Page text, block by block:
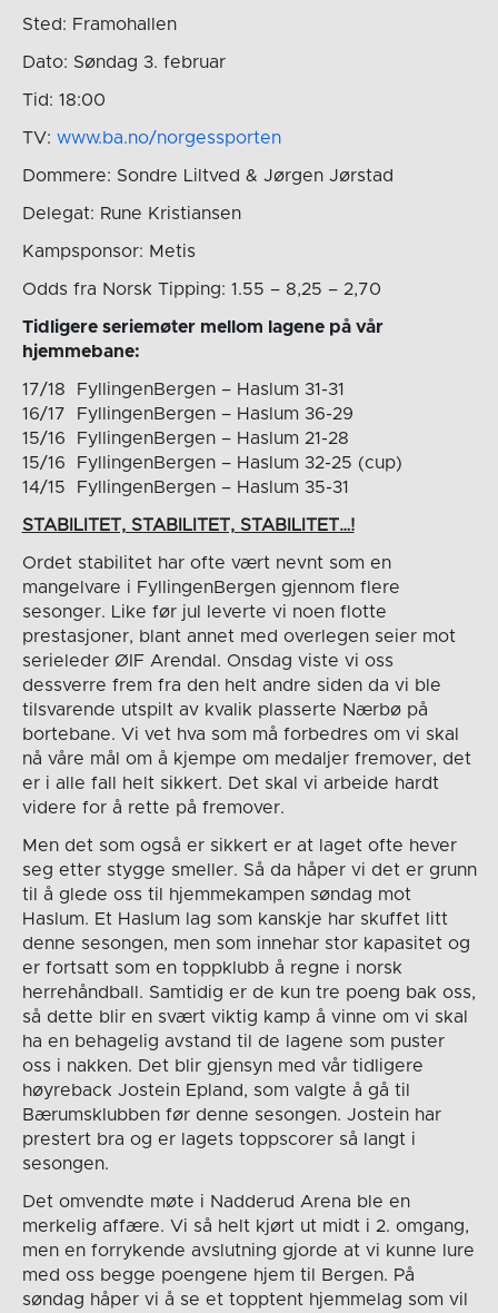
Sted: Framohallen
Dato: Søndag 3. februar
Tid: 18:00
TV: www.ba.no/norgessporten
Dommere: Sondre Liltved & Jørgen Jørstad
Delegat: Rune Kristiansen
Kampsponsor: Metis
Odds fra Norsk Tipping: 1.55 – 8,25 – 2,70
Tidligere seriemøter mellom lagene på vår
hjemmebane:
17/18 FyllingenBergen – Haslum 31-31
16/17 FyllingenBergen – Haslum 36-29
15/16 FyllingenBergen – Haslum 21-28
15/16 FyllingenBergen – Haslum 32-25 (cup)
14/15 FyllingenBergen – Haslum 35-31
STABILITET, STABILITET, STABILITET…!
Ordet stabilitet har ofte vært nevnt som en
mangelvare i FyllingenBergen gjennom flere
sesonger. Like før jul leverte vi noen flotte
prestasjoner, blant annet med overlegen seier mot
serieleder ØIF Arendal. Onsdag viste vi oss
dessverre frem fra den helt andre siden da vi ble
tilsvarende utspilt av kvalik plasserte Nærbø på
bortebane. Vi vet hva som må forbedres om vi skal
nå våre mål om å kjempe om medaljer fremover, det
er i alle fall helt sikkert. Det skal vi arbeide hardt
videre for å rette på fremover.
Men det som også er sikkert er at laget ofte hever
seg etter stygge smeller. Så da håper vi det er grunn
til å glede oss til hjemmekampen søndag mot
Haslum. Et Haslum lag som kanskje har skuffet litt
denne sesongen, men som innehar stor kapasitet og
er fortsatt som en toppklubb å regne i norsk
herrehåndball. Samtidig er de kun tre poeng bak oss,
så dette blir en svært viktig kamp å vinne om vi skal
ha en behagelig avstand til de lagene som puster
oss i nakken. Det blir gjensyn med vår tidligere
høyreback Jostein Epland, som valgte å gå til
Bærumsklubben før denne sesongen. Jostein har
prestert bra og er lagets toppscorer så langt i
sesongen.
Det omvendte møte i Nadderud Arena ble en
merkelig affære. Vi så helt kjørt ut midt i 2. omgang,
men en forrykende avslutning gjorde at vi kunne lure
med oss begge poengene hjem til Bergen. På
søndag håper vi å se et topptent hjemmelag som vil